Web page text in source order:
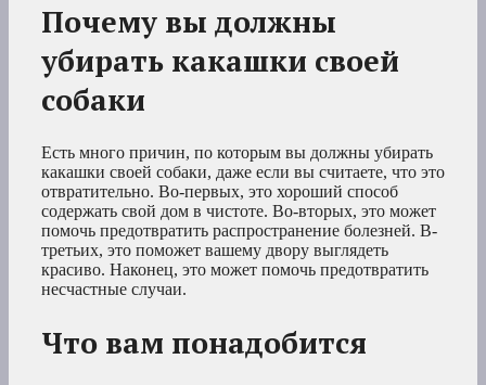
Почему вы должны
убирать какашки своей
собаки
Есть много причин, по которым вы должны убирать
какашки своей собаки, даже если вы считаете, что это
отвратительно. Во-первых, это хороший способ
содержать свой дом в чистоте. Во-вторых, это может
помочь предотвратить распространение болезней. В-
третьих, это поможет вашему двору выглядеть
красиво. Наконец, это может помочь предотвратить
несчастные случаи.
Что вам понадобится